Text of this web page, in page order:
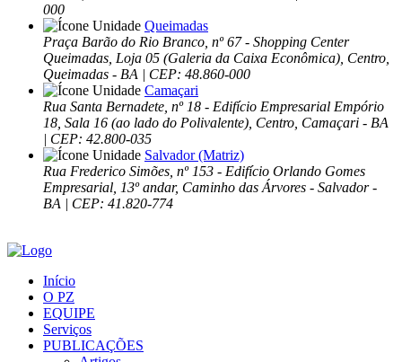
000
Queimadas
Praça Barão do Rio Branco, nº 67 - Shopping Center
Queimadas, Loja 05 (Galeria da Caixa Econômica), Centro,
Queimadas - BA | CEP: 48.860-000
Camaçari
Rua Santa Bernadete, nº 18 - Edifício Empresarial Empório
18, Sala 16 (ao lado do Polivalente), Centro, Camaçari - BA
| CEP: 42.800-035
Salvador (Matriz)
Rua Frederico Simões, nº 153 - Edifício Orlando Gomes
Empresarial, 13º andar, Caminho das Árvores - Salvador -
BA | CEP: 41.820-774
Início
O PZ
EQUIPE
Serviços
PUBLICAÇÕES